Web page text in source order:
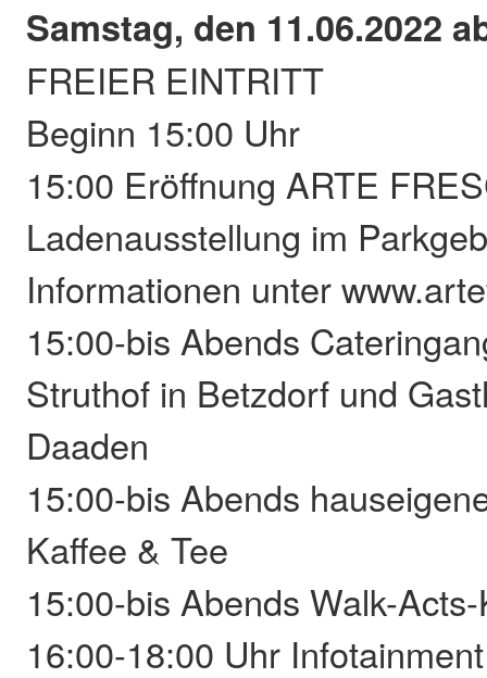
Samstag, den 11.06.2022
FREIER EINTRITT
Beginn 15:00 Uhr
15:00 Eröffnung ARTE
Ladenausstellung im
Informationen unter
15:00-bis Abends
Struthof in Betzdorf und
Daaden
15:00-bis Abends
Kaffee & Tee
15:00-bis Abends Walk-
16:00-18:00 Uhr